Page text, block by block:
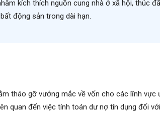
kích thích nguồn cung nhà ở xã hội, thúc
động sản trong dài hạn.
tháo gỡ vướng mắc về vốn cho các lĩnh vực
quan đến việc tính toán dư nợ tín dụng đối